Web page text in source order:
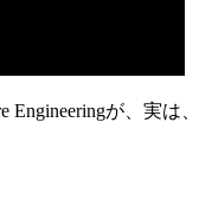
Engineeringが、